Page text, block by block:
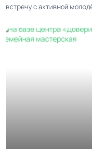
встречу с активной